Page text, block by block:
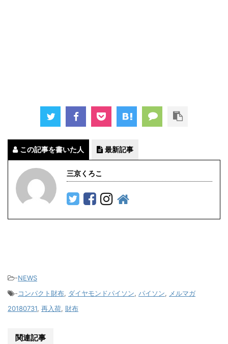
この記事を書いた人 最新記事
三京くろこ
-NEWS
-コンパクト財布, ダイヤモンドパイソン, パイソン, メルマガ
20180731, 再入荷, 財布
関連記事